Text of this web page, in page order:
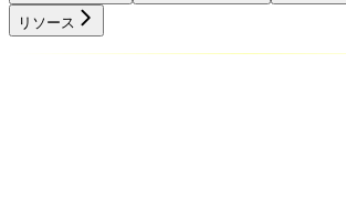
リソース